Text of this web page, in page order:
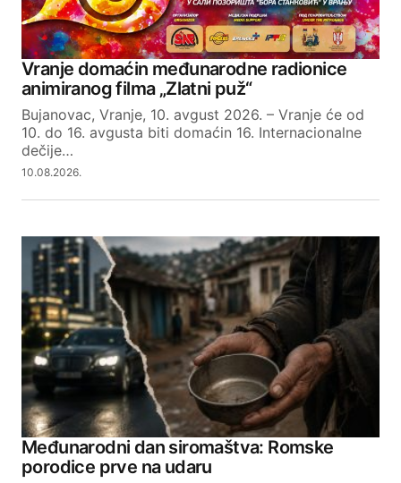
Your Name
Your E-mail
SUBMIT COMMENT
Vranje domaćin međunarodne radionice
animiranog filma „Zlatni puž“
Bujanovac, Vranje, 10. avgust 2026. – Vranje će od
10. do 16. avgusta biti domaćin 16. Internacionalne
dečije…
10.08.2026.
Međunarodni dan siromaštva: Romske
porodice prve na udaru